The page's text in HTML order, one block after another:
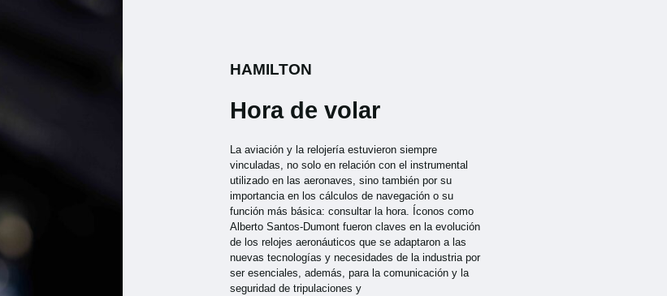
HAMILTON
Hora de volar
La aviación y la relojería estuvieron siempre
vinculadas, no solo en relación con el instrumental
utilizado en las aeronaves, sino también por su
importancia en los cálculos de navegación o su
función más básica: consultar la hora. Íconos como
Alberto Santos-Dumont fueron claves en la evolución
de los relojes aeronáuticos que se adaptaron a las
nuevas tecnologías y necesidades de la industria por
ser esenciales, además, para la comunicación y la
seguridad de tripulaciones y